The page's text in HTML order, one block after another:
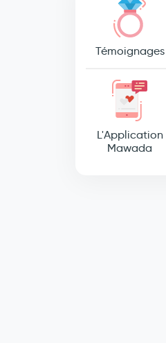
Témoignages
L'Application
Mawada